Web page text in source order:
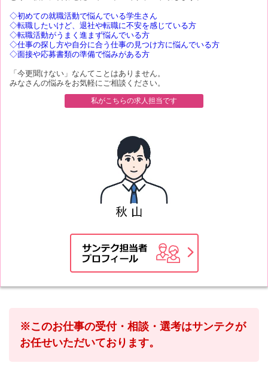
◇初めての就職活動で悩んでいる学生さん
◇転職したいけど、退社や転職に不安を感じている方
◇転職活動がうまく進まず悩んでいる方
◇仕事の探し方や自分に合う仕事の見つけ方に悩んでいる方
◇面接や応募書類の準備で悩みがある方
「今更聞けない」なんてことはありません。
みなさんの悩みをお気軽にご相談ください。
私がこちらの求人担当です
※このお仕事の受付・相談・選考はサンテクが
お任せいただいております。